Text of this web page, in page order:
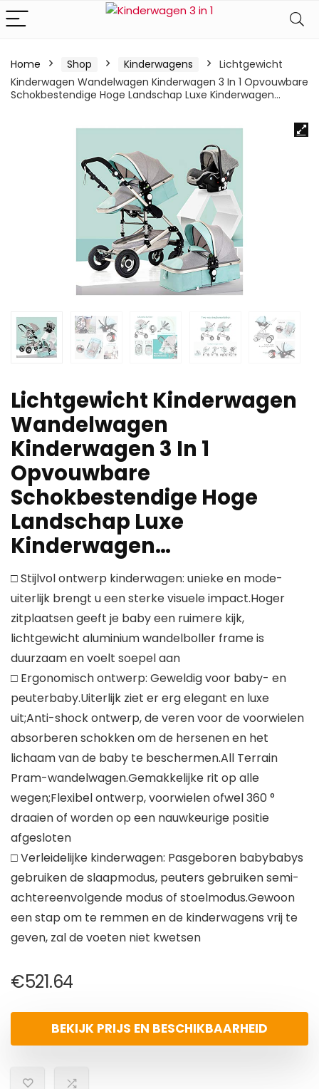
Home Shop Kinderwagens
Lichtgewicht
Kinderwagen Wandelwagen Kinderwagen 3 In 1 Opvouwbare
Schokbestendige Hoge Landschap Luxe Kinderwagen…
Lichtgewicht Kinderwagen
Wandelwagen
Kinderwagen 3 In 1
Opvouwbare
Schokbestendige Hoge
Landschap Luxe
Kinderwagen…
□ Stijlvol ontwerp kinderwagen: unieke en mode-
uiterlijk brengt u een sterke visuele impact.Hoger
zitplaatsen geeft je baby een ruimere kijk,
lichtgewicht aluminium wandelboller frame is
duurzaam en voelt soepel aan
□ Ergonomisch ontwerp: Geweldig voor baby- en
peuterbaby.Uiterlijk ziet er erg elegant en luxe
uit;Anti-shock ontwerp, de veren voor de voorwielen
absorberen schokken om de hersenen en het
lichaam van de baby te beschermen.All Terrain
Pram-wandelwagen.Gemakkelijke rit op alle
wegen;Flexibel ontwerp, voorwielen ofwel 360 °
draaien of worden op een nauwkeurige positie
afgesloten
□ Verleidelijke kinderwagen: Pasgeboren babybabys
gebruiken de slaapmodus, peuters gebruiken semi-
achtereenvolgende modus of stoelmodus.Gewoon
een stap om te remmen en de kinderwagens vrij te
geven, zal de voeten niet kwetsen
€521.64
BEKIJK PRIJS EN BESCHIKBAARHEID